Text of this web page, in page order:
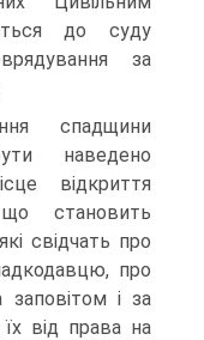
до суду
за
спадщини
наведено
відкриття
становить
свідчать про
про
заповітом і за
від права на